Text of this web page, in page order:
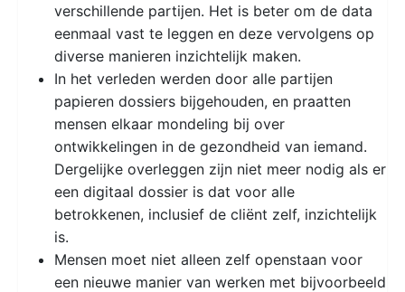
verschillende partijen. Het is beter om de data
eenmaal vast te leggen en deze vervolgens op
diverse manieren inzichtelijk maken.
In het verleden werden door alle partijen
papieren dossiers bijgehouden, en praatten
mensen elkaar mondeling bij over
ontwikkelingen in de gezondheid van iemand.
Dergelijke overleggen zijn niet meer nodig als er
een digitaal dossier is dat voor alle
betrokkenen, inclusief de cliënt zelf, inzichtelijk
is.
Mensen moet niet alleen zelf openstaan voor
een nieuwe manier van werken met bijvoorbeeld